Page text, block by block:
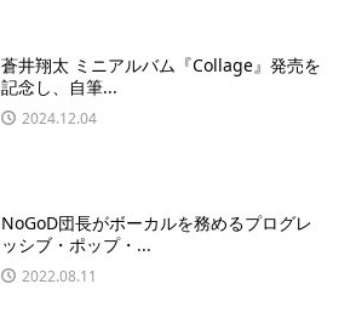
蒼井翔太 ミニアルバム『Collage』発売を
記念し、自筆...
2024.12.04
NoGoD団長がボーカルを務めるプログレ
ッシブ・ポップ・...
2022.08.11